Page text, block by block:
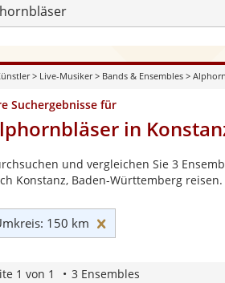
> Live-Musiker> Bands & Ensembles>
Suchergebnisse für
in
und vergleichen Sie 3
Konstanz, Baden-Württemberg reisen.
150 km
1 von 1 3 Ensembles